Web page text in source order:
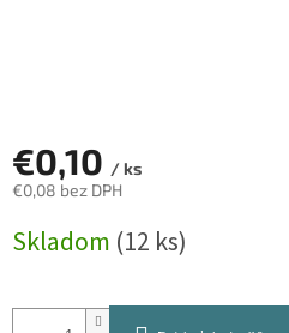
€0,10 / ks
€0,08 bez DPH
cena:
Skladom (12 ks)